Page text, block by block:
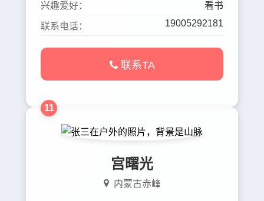
兴趣爱好： 看书
联系电话： 19005292181
联系TA
11
宫曙光
内蒙古赤峰